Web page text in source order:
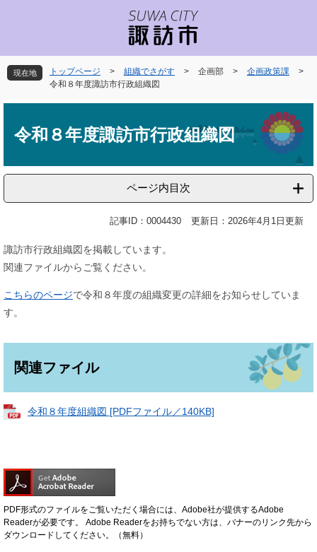
先
頭
を
飛
現在地 トップページ > 組織でさがす > 企画部 > 企画政策課
>
令和８年度諏訪市行政組織図
令和８年度諏訪市行政組織図
ページ内目次
記事ID：0004430 更新日：2026年4月1日更新
諏訪市行政組織図を掲載しています。
関連ファイルからご覧ください。
こちらのページで令和８年度の組織変更の詳細をお知らせしていま
す。
関連ファイル
令和８年度組織図 [PDFファイル／140KB]
PDF形式のファイルをご覧いただく場合には、Adobe社が提供するAdobe
Readerが必要です。
Adobe Readerをお持ちでない方は、バナーのリンク先から
ダウンロードしてください。（無料）